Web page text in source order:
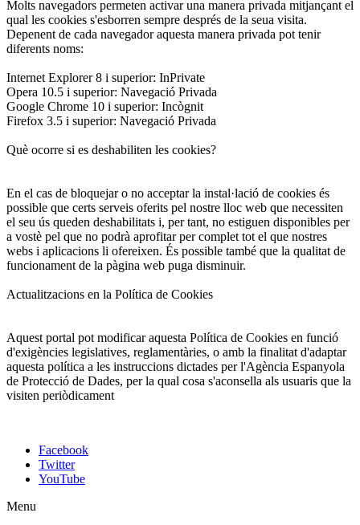
Molts navegadors permeten activar una manera privada mitjançant el
qual les cookies s'esborren sempre després de la seua visita.
Depenent de cada navegador aquesta manera privada pot tenir
diferents noms:
Internet Explorer 8 i superior: InPrivate
Opera 10.5 i superior: Navegació Privada
Google Chrome 10 i superior: Incògnit
Firefox 3.5 i superior: Navegació Privada
Què ocorre si es deshabiliten les cookies?
En el cas de bloquejar o no acceptar la instal·lació de cookies és
possible que certs serveis oferits pel nostre lloc web que necessiten
el seu ús queden deshabilitats i, per tant, no estiguen disponibles per
a vostè pel que no podrà aprofitar per complet tot el que nostres
webs i aplicacions li ofereixen. És possible també que la qualitat de
funcionament de la pàgina web puga disminuir.
Actualitzacions en la Política de Cookies
Aquest portal pot modificar aquesta Política de Cookies en funció
d'exigències legislatives, reglamentàries, o amb la finalitat d'adaptar
aquesta política a les instruccions dictades per l'Agència Espanyola
de Protecció de Dades, per la qual cosa s'aconsella als usuaris que la
visiten periòdicament
Facebook
Twitter
YouTube
Menu